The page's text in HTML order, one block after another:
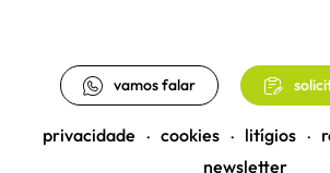
vamos falar
privacidade • cookies • litígios •
newsletter